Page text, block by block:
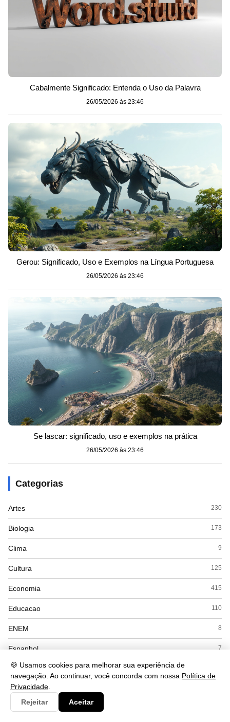
🍪 Usamos cookies para melhorar sua experiência de
navegação. Ao continuar, você concorda com nossa Política de
Privacidade
Rejeitar
Aceitar
Cabalmente Significado: Entenda o Uso da Palavra
26/05/2026 às 23:46
Gerou: Significado, Uso e Exemplos na Língua Portuguesa
26/05/2026 às 23:46
Se lascar: significado, uso e exemplos na prática
26/05/2026 às 23:46
Categorias
Artes 230
Biologia 173
Clima 9
Cultura 125
Economia 415
Educacao 110
ENEM 8
Espanhol 7
Esporte
Exercícios
Filosofia